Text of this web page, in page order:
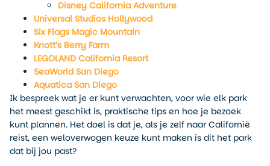
Disney California Adventure
Universal Studios Hollywood
Six Flags Magic Mountain
Knott’s Berry Farm
LEGOLAND California Resort
SeaWorld San Diego
Aquatica San Diego
Ik bespreek wat je er kunt verwachten, voor wie elk park
het meest geschikt is, praktische tips en hoe je bezoek
kunt plannen. Het doel is dat je, als je zelf naar Californië
reist, een weloverwogen keuze kunt maken is dit het park
dat bij jou past?